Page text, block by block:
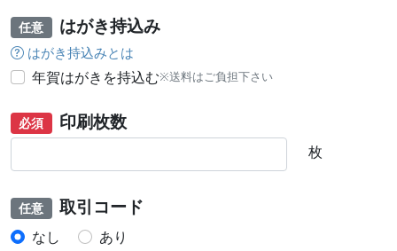
任意 はがき持込み
はがき持込みとは
年賀はがきを持込む※送料はご負担下さい
必須 印刷枚数
枚
任意 取引コード
なし あり